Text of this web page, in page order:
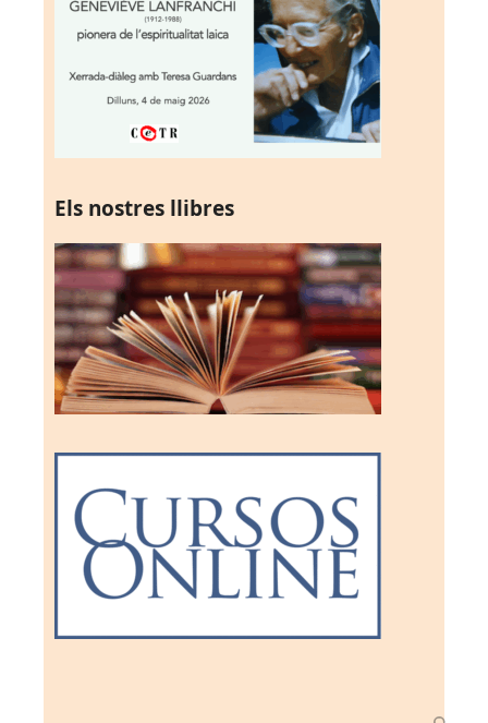
Els nostres llibres